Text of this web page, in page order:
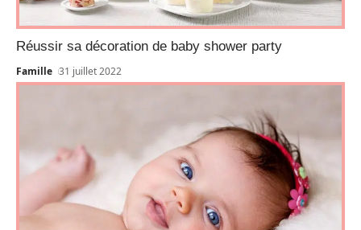
Réussir sa décoration de baby shower party
Famille 31 juillet 2022